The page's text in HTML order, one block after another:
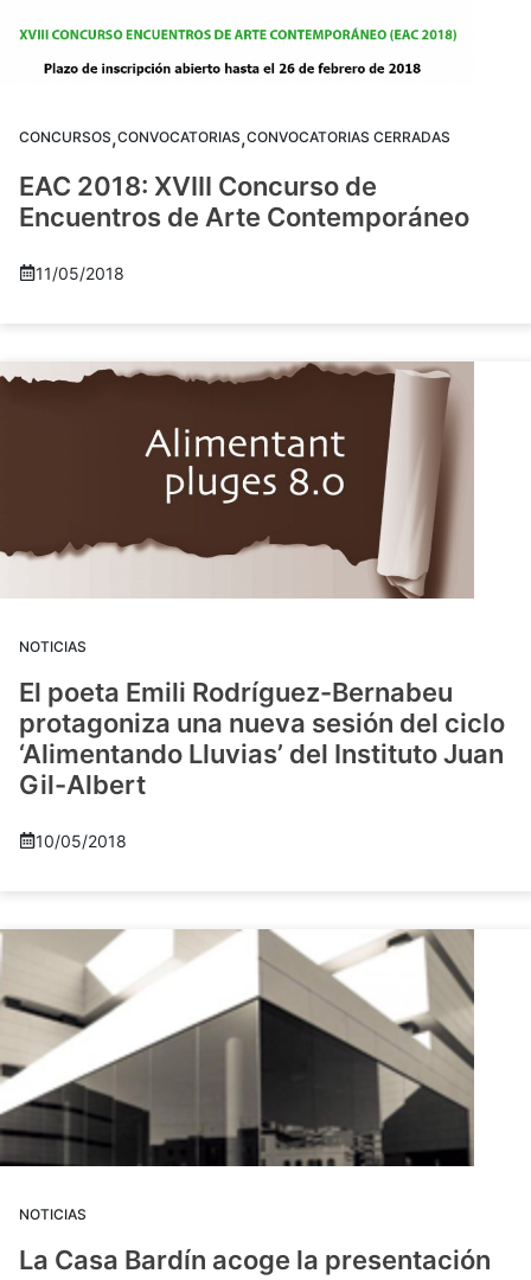
CONCURSOS,CONVOCATORIAS,CONVOCATORIAS CERRADAS
EAC 2018: XVIII Concurso de
Encuentros de Arte Contemporáneo
11/05/2018
NOTICIAS
El poeta Emili Rodríguez-Bernabeu
protagoniza una nueva sesión del ciclo
‘Alimentando Lluvias’ del Instituto Juan
Gil-Albert
10/05/2018
NOTICIAS
La Casa Bardín acoge la presentación